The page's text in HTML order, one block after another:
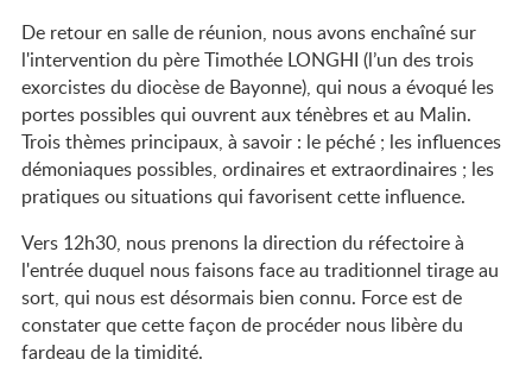
De retour en salle de réunion, nous avons enchaîné sur
l'intervention du père Timothée LONGHI (l’un des trois
exorcistes du diocèse de Bayonne), qui nous a évoqué les
portes possibles qui ouvrent aux ténèbres et au Malin.
Trois thèmes principaux, à savoir : le péché ; les influences
démoniaques possibles, ordinaires et extraordinaires ; les
pratiques ou situations qui favorisent cette influence.
Vers 12h30, nous prenons la direction du réfectoire à
l'entrée duquel nous faisons face au traditionnel tirage au
sort, qui nous est désormais bien connu. Force est de
constater que cette façon de procéder nous libère du
fardeau de la timidité.